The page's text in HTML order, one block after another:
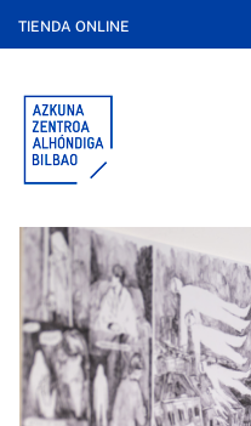
TIENDA ONLINE